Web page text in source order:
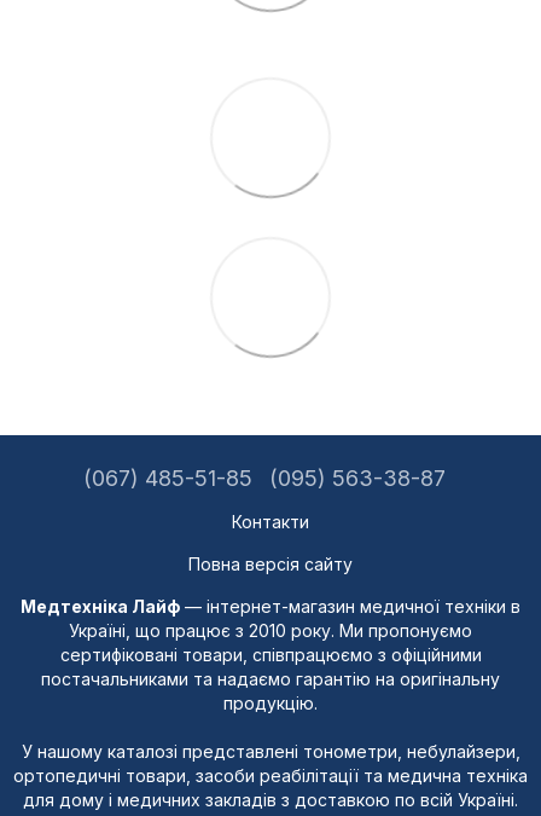
(067) 485-51-85 (095) 563-38-87
Контакти
Повна версія сайту
Медтехніка Лайф — інтернет-магазин медичної техніки в
Україні, що працює з 2010 року. Ми пропонуємо
сертифіковані товари, співпрацюємо з офіційними
постачальниками та надаємо гарантію на оригінальну
продукцію.
У нашому каталозі представлені тонометри, небулайзери,
ортопедичні товари, засоби реабілітації та медична техніка
для дому і медичних закладів з доставкою по всій Україні.